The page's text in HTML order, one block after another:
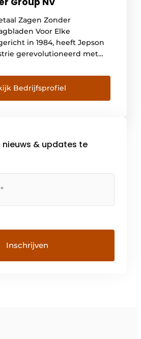
Zagen Zonder
Voor Elke
in 1984, heeft Jepson
gerevolutioneerd met
biedt voor de
metaal en composieten.
te investeren in R&D is
geworden in snel,
zonder koelmiddel, met
Bedrijfsprofiel
nieuws & updates te